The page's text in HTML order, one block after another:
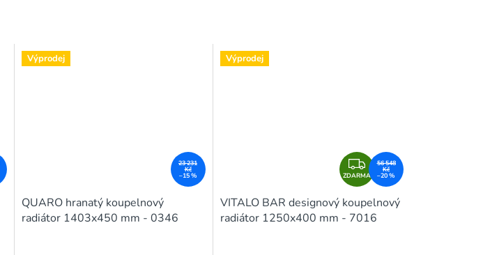
Výprodej
23 231
Kč
–15 %
QUARO hranatý koupelnový
radiátor 1403x450 mm - 0346
Výprodej
Z
D
A
R
ZDARMA
56 548
Kč
–20 %
VITALO BAR designový koupelnový
radiátor 1250x400 mm - 7016